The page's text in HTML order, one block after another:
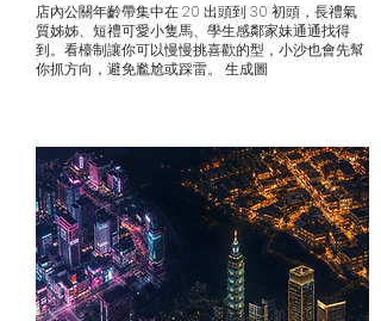
店內公關年齡帶集中在 20 出頭到 30 初頭，長禮氣
質姊姊、短禮可愛小隻馬、學生感鄰家妹通通找得
到。看檯制讓你可以慢慢挑喜歡的型，小沙也會先幫
你抓方向，避免尷尬或踩雷。 生成圖